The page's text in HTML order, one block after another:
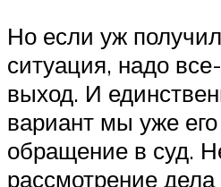
Но если уж
ситуация, надо
выход. И
вариант мы уже
обращение в суд.
рассмотрение